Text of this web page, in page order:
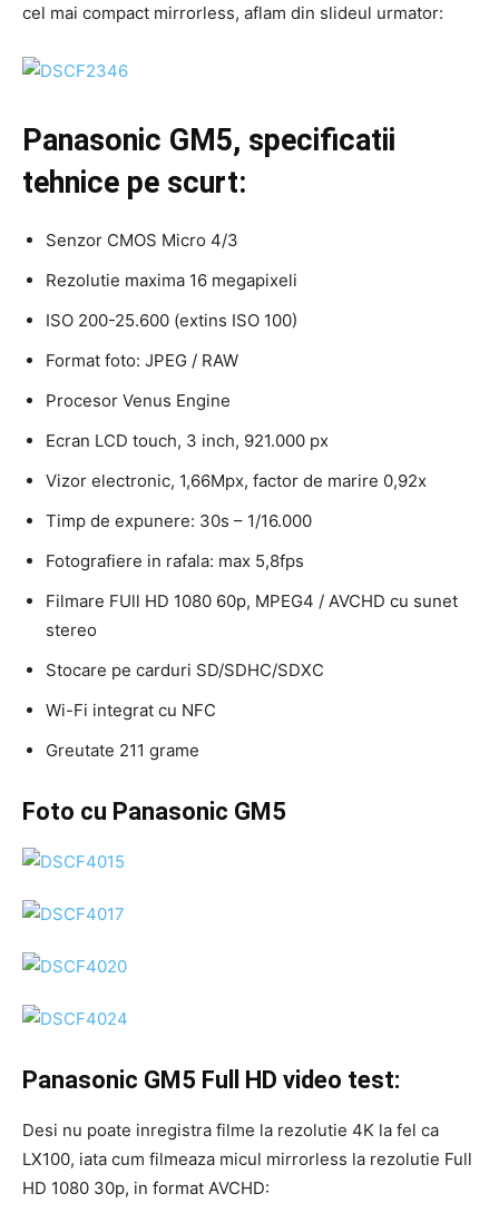
cel mai compact mirrorless, aflam din slideul urmator:
Panasonic GM5, specificatii
tehnice pe scurt:
Senzor CMOS Micro 4/3
Rezolutie maxima 16 megapixeli
ISO 200-25.600 (extins ISO 100)
Format foto: JPEG / RAW
Procesor Venus Engine
Ecran LCD touch, 3 inch, 921.000 px
Vizor electronic, 1,66Mpx, factor de marire 0,92x
Timp de expunere: 30s – 1/16.000
Fotografiere in rafala: max 5,8fps
Filmare FUll HD 1080 60p, MPEG4 / AVCHD cu sunet
stereo
Stocare pe carduri SD/SDHC/SDXC
Wi-Fi integrat cu NFC
Greutate 211 grame
Foto cu Panasonic GM5
Panasonic GM5 Full HD video test:
Desi nu poate inregistra filme la rezolutie 4K la fel ca
LX100, iata cum filmeaza micul mirrorless la rezolutie Full
HD 1080 30p, in format AVCHD: